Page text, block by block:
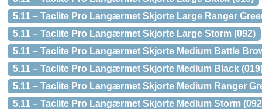
5.11 – Taclite Pro Langærmet Skjorte Large Ranger
5.11 – Taclite Pro Langærmet Skjorte Large Storm (092)
5.11 – Taclite Pro Langærmet Skjorte Medium Battle
5.11 – Taclite Pro Langærmet Skjorte Medium Black
5.11 – Taclite Pro Langærmet Skjorte Medium Ranger
5.11 – Taclite Pro Langærmet Skjorte Medium Storm